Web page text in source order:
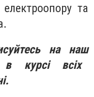
та
на наш
курсі всіх